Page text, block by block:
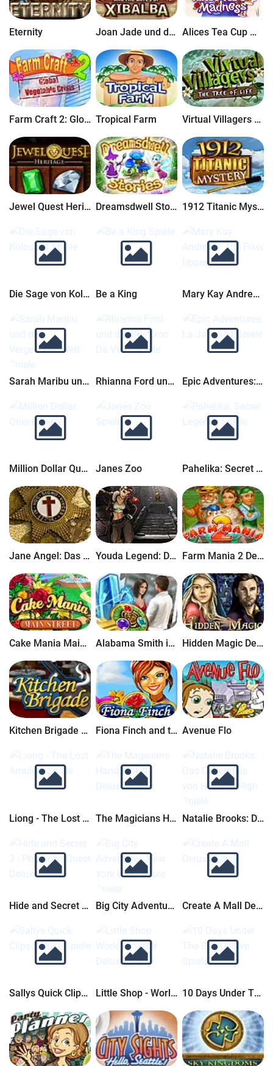
Eternity Joan Jade und die Tore von Xibalba Alices Tea Cup Madness
Farm Craft 2: Global Vegetable Crisis Tropical Farm Virtual Villagers 4 - The Tree of Life
Jewel Quest Heritage Dreamsdwell Stories Deluxe 1912 Titanic Mystery Deluxe
Die Sage von Kolossus Be a King Mary Kay Andrews: The Fixer Upper
Sarah Maribu und die Vergessene Welt Rhianna Ford und der Brief von Da Vinci Epic Adventures: La Jangada
Million Dollar Quest Janes Zoo Pahelika: Secret Legends
Jane Angel: Das R&#228;tsel der Templer Youda Legend: Der goldene Paradiesvogel Farm Mania 2 Deluxe
Cake Mania Main Street Deluxe Alabama Smith in the Quest of Fate Deluxe Hidden Magic Deluxe
Kitchen Brigade Deluxe Fiona Finch and the Finest Flowers Deluxe Avenue Flo
Liong - The Lost Amulets The Magicians Handbook II Deluxe Natalie Brooks: Das Geheimnis von Hillcrest High
Hide and Secret 3 - Pharaohs Quest Deluxe Big City Adventure - New York City Deluxe Create A Mall Deluxe
Sallys Quick Clips Deluxe Little Shop - World Traveler Deluxe 10 Days Under The Sea Deluxe